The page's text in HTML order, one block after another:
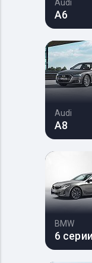
Audi
A6
Audi
A8
BMW
6 серии